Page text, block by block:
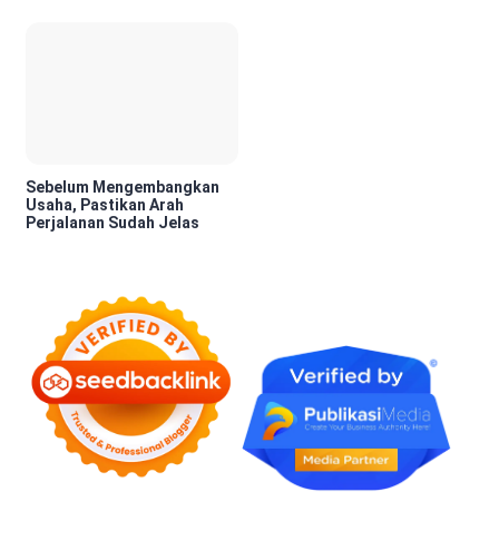
Sebelum Mengembangkan
Usaha, Pastikan Arah
Perjalanan Sudah Jelas